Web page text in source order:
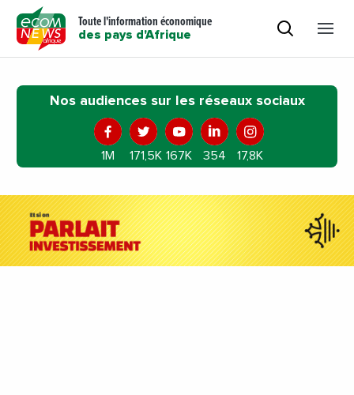
Toute l'information économique
des pays d'Afrique
Nos audiences sur les réseaux sociaux
1M 171,5K 167K 354 17,8K